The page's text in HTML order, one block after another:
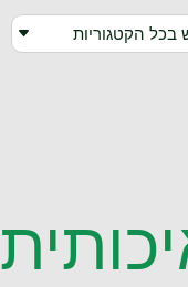
בכל הקטגוריות